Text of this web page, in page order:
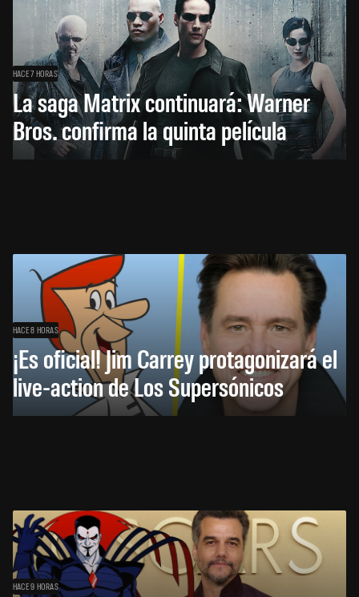
HACE 7 HORAS
La saga Matrix continuará: Warner
Bros. confirma la quinta película
HACE 8 HORAS
¡Es oficial! Jim Carrey protagonizará el
live-action de Los Supersónicos
HACE 9 HORAS